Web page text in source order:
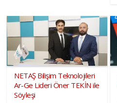
NETAŞ Bilişim Teknolojileri
Ar-Ge Lideri Öner TEKİN ile
Söyleşi